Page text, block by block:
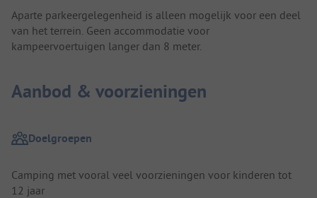
Aparte parkeergelegenheid is alleen mogelijk voor een deel
van het terrein. Geen accommodatie voor
kampeervoertuigen langer dan 8 meter.
Aanbod & voorzieningen
Doelgroepen
Camping met vooral veel voorzieningen voor kinderen tot
12 jaar